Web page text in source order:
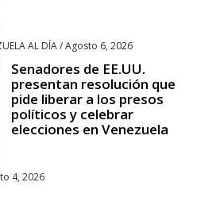
AL DÍA/Agosto 6, 2026
Senadores de EE.UU.
presentan resolución que
pide liberar a los presos
políticos y celebrar
elecciones en Venezuela
4, 2026